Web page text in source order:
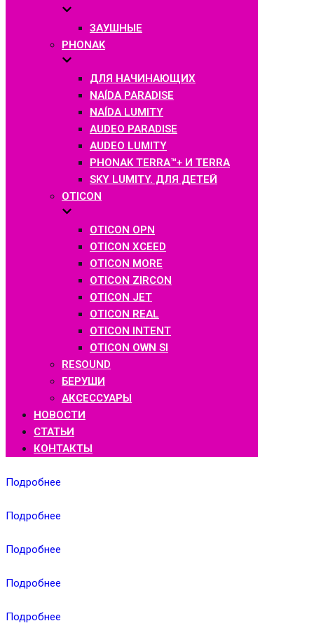
ЗАУШНЫЕ
PHONAK
ДЛЯ НАЧИНАЮЩИХ
NAÍDA PARADISE
NAÍDA LUMITY
AUDEO PARADISE
AUDEO LUMITY
PHONAK TERRA™+ И TERRA
SKY LUMITY. ДЛЯ ДЕТЕЙ
OTICON
OTICON OPN
OTICON XCEED
OTICON MORE
OTICON ZIRCON
OTICON JET
OTICON REAL
OTICON INTENT
OTICON OWN SI
RESOUND
БЕРУШИ
АКСЕССУАРЫ
НОВОСТИ
СТАТЬИ
КОНТАКТЫ
Подробнее
Подробнее
Подробнее
Подробнее
Подробнее